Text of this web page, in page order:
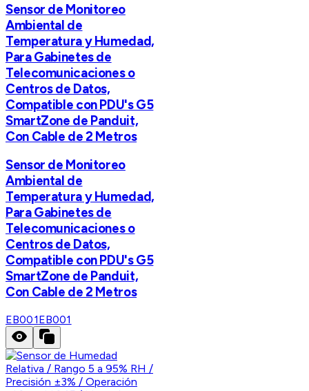
Sensor de Monitoreo
Ambiental de
Temperatura y Humedad,
Para Gabinetes de
Telecomunicaciones o
Centros de Datos,
Compatible con PDU's G5
SmartZone de Panduit,
Con Cable de 2 Metros
Sensor de Monitoreo
Ambiental de
Temperatura y Humedad,
Para Gabinetes de
Telecomunicaciones o
Centros de Datos,
Compatible con PDU's G5
SmartZone de Panduit,
Con Cable de 2 Metros
EB001EB001